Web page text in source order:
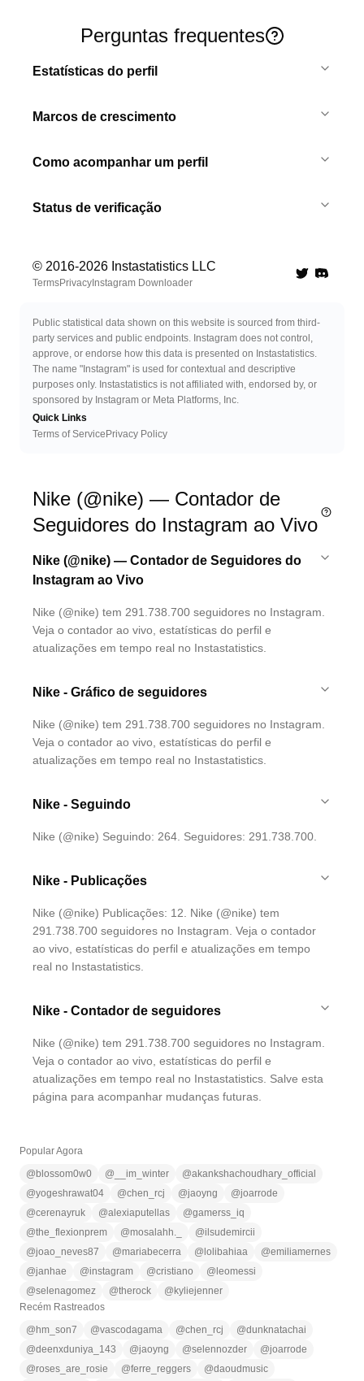
Perguntas frequentes
Estatísticas do perfil
Marcos de crescimento
Como acompanhar um perfil
Status de verificação
© 2016-2026 Instastatistics LLC
TermsPrivacy Instagram Downloader TwitterDiscord
Public statistical data shown on this website is sourced from third-
party services and public endpoints. Instagram does not control,
approve, or endorse how this data is presented on Instastatistics.
The name "Instagram" is used for contextual and descriptive
purposes only. Instastatistics is not affiliated with, endorsed by, or
sponsored by Instagram or Meta Platforms, Inc.
Quick Links
Terms of Service Privacy Policy
Nike (@nike) — Contador de
Seguidores do Instagram ao Vivo
Nike (@nike) — Contador de Seguidores do
Instagram ao Vivo
Nike (@nike) tem 291.738.700 seguidores no Instagram.
Veja o contador ao vivo, estatísticas do perfil e
atualizações em tempo real no Instastatistics.
Nike - Gráfico de seguidores
Nike (@nike) tem 291.738.700 seguidores no Instagram.
Veja o contador ao vivo, estatísticas do perfil e
atualizações em tempo real no Instastatistics.
Nike - Seguindo
Nike (@nike) Seguindo: 264. Seguidores: 291.738.700.
Nike - Publicações
Nike (@nike) Publicações: 12. Nike (@nike) tem
291.738.700 seguidores no Instagram. Veja o contador
ao vivo, estatísticas do perfil e atualizações em tempo
real no Instastatistics.
Nike - Contador de seguidores
Nike (@nike) tem 291.738.700 seguidores no Instagram.
Veja o contador ao vivo, estatísticas do perfil e
atualizações em tempo real no Instastatistics. Salve esta
página para acompanhar mudanças futuras.
Popular Agora
@ blossom0w0 @ __im_winter @akankshachoudhary_official
@yogeshrawat04 @chen_rcj @jaoyng @joarrode
@cerenayruk @alexiaputellas @gamerss_iq
@the_flexionprem @mosalahh._ @ilsudemircii
@joao_neves87 @mariabecerra @ lolibahiaa @emiliamernes
@janhae @instagram @cristiano @ leomessi
@selenagomez @therock @ kyliejenner
Recém Rastreados
@ hm_son7 @vascodagama @chen_rcj @dunknatachai
@deenxduniya_143 @jaoyng @selennozder @joarrode
@roses_are_rosie @ferre_reggers @daoudmusic